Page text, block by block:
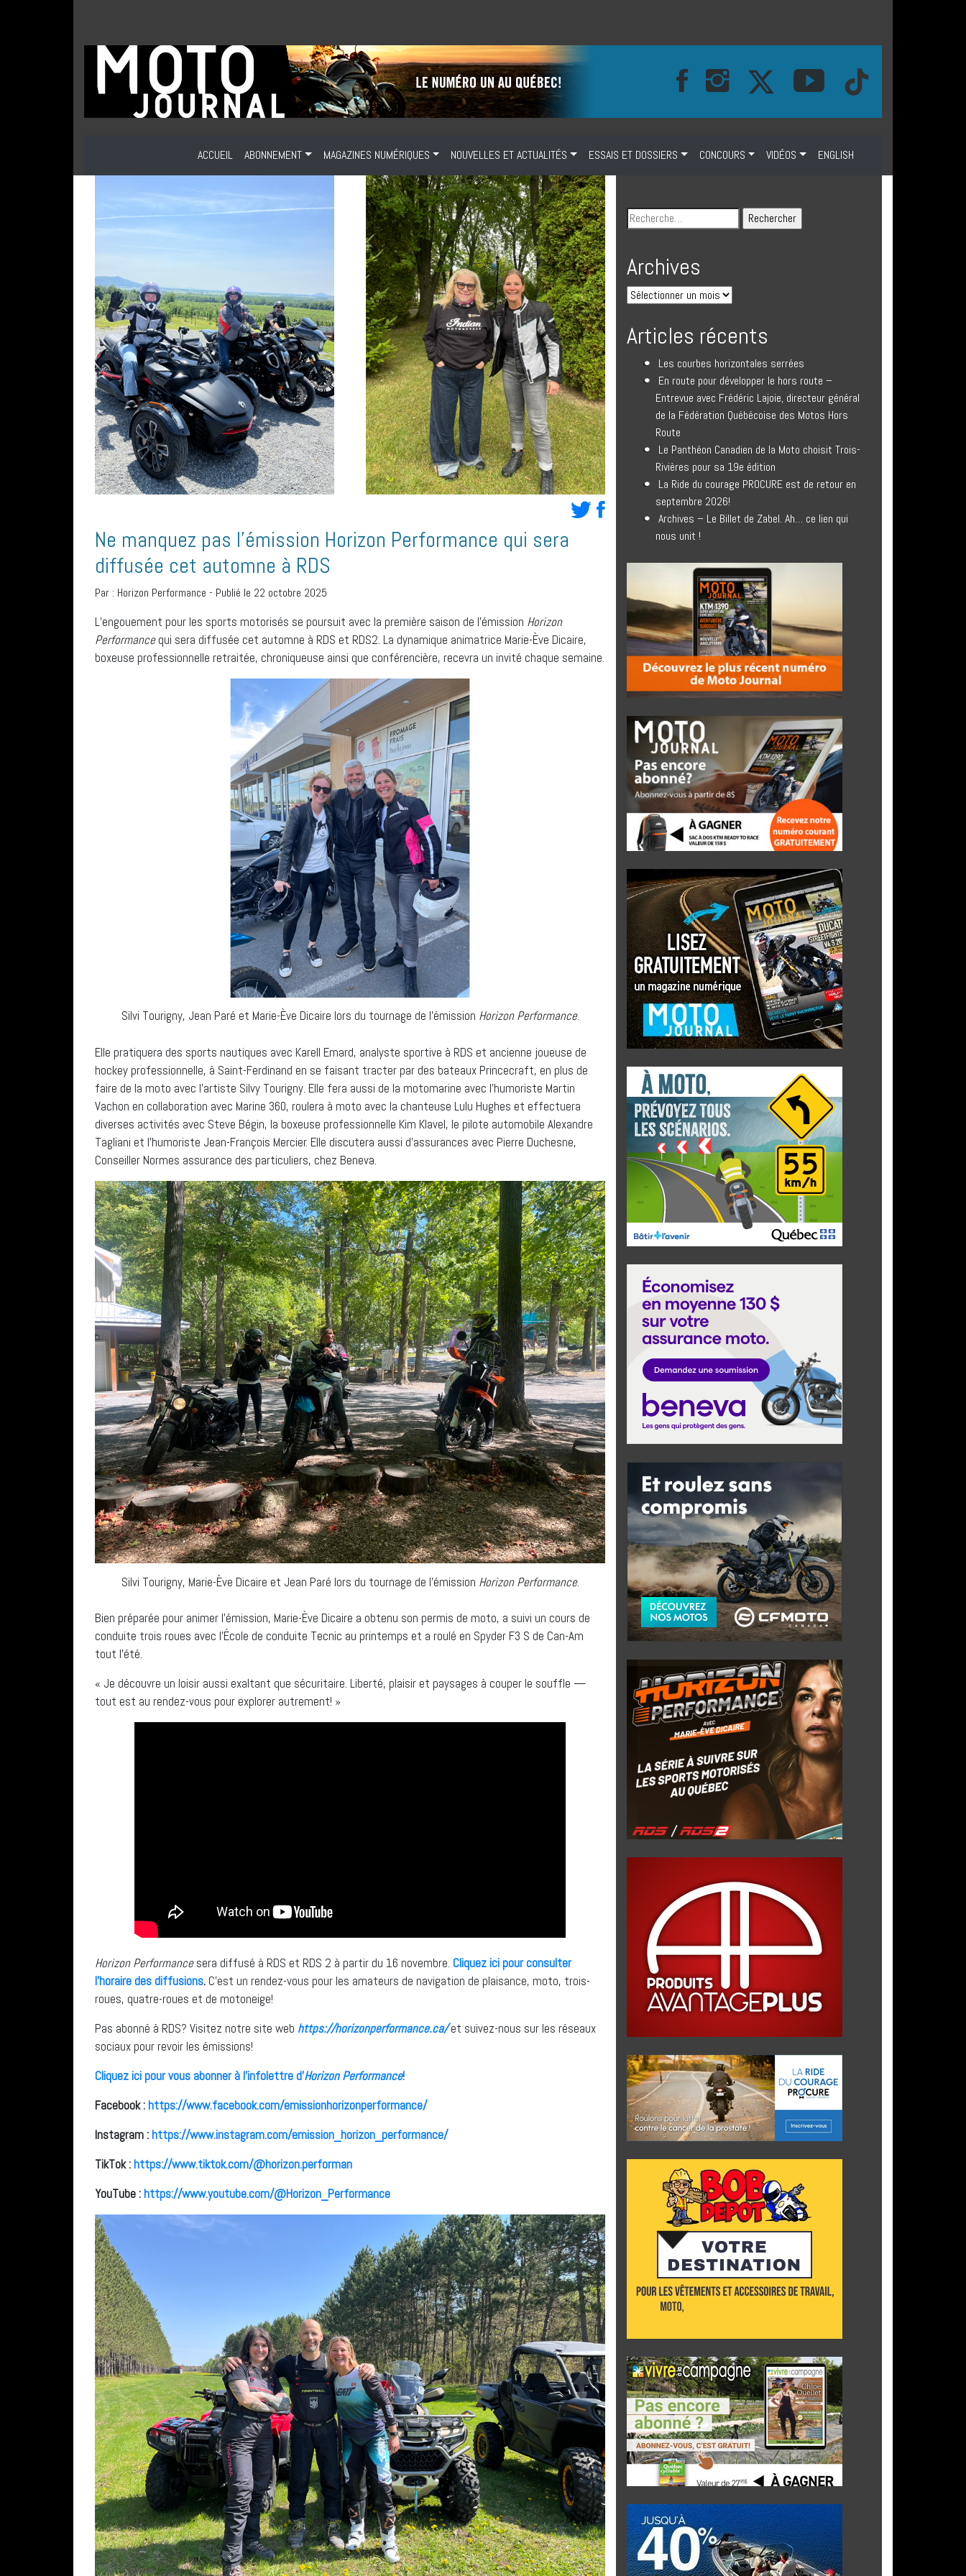
ACCUEIL ABONNEMENT MAGAZINES NUMÉRIQUES NOUVELLES ET ACTUALITÉS ESSAIS ET DOSSIERS CONCOURS VIDÉOS ENGLISH
Ne manquez pas l’émission Horizon Performance qui sera
diffusée cet automne à RDS
Par : Horizon Performance - Publié le 22 octobre 2025
L’engouement pour les sports motorisés se poursuit avec la première saison de l’émission Horizon
Performancequi sera diffusée cet automne à RDS et RDS2. La dynamique animatrice Marie-Ève Dicaire,
boxeuse professionnelle retraitée, chroniqueuse ainsi que conférencière, recevra un invité chaque semaine.
Silvi Tourigny, Jean Paré et Marie-Ève Dicaire lors du tournage de l’émission Horizon Performance.
Elle pratiquera des sports nautiques avec Karell Emard, analyste sportive à RDS et ancienne joueuse de
hockey professionnelle, à Saint-Ferdinand en se faisant tracter par des bateaux Princecraft, en plus de
faire de la moto avec l’artiste Silvy Tourigny. Elle fera aussi de la motomarine avec l’humoriste Martin
Vachon en collaboration avec Marine 360, roulera à moto avec la chanteuse Lulu Hughes et effectuera
diverses activités avec Steve Bégin, la boxeuse professionnelle Kim Klavel, le pilote automobile Alexandre
Tagliani et l’humoriste Jean-François Mercier. Elle discutera aussi d’assurances avec Pierre Duchesne,
Conseiller Normes assurance des particuliers, chez Beneva.
Silvi Tourigny, Marie-Ève Dicaire et Jean Paré lors du tournage de l’émission Horizon Performance.
Bien préparée pour animer l’émission, Marie-Ève Dicaire a obtenu son permis de moto, a suivi un cours de
conduite trois roues avec l’École de conduite Tecnic au printemps et a roulé en Spyder F3 S de Can-Am
tout l’été.
« Je découvre un loisir aussi exaltant que sécuritaire. Liberté, plaisir et paysages à couper le souffle —
tout est au rendez-vous pour explorer autrement! »
Horizon Performancesera diffusé à RDS et RDS 2 à partir du 16 novembre. Cliquez ici pour consulter
l’horaire des diffusions. C’est un rendez-vous pour les amateurs de navigation de plaisance, moto, trois-
roues, quatre-roues et de motoneige!
Pas abonné à RDS? Visitez notre site web https://horizonperformance.ca/et suivez-nous sur les réseaux
sociaux pour revoir les émissions!
Cliquez ici pour vous abonner à l’infolettre d’Horizon Performance!
Facebook :https://www.facebook.com/emissionhorizonperformance/
Instagram :https://www.instagram.com/emission_horizon_performance/
TikTok :https://www.tiktok.com/@horizon.performan
YouTube :https://www.youtube.com/@Horizon_Performance
Archives
Articles récents
Les courbes horizontales serrées
En route pour développer le hors route –
Entrevue avec Frédéric Lajoie, directeur général
de la Fédération Québécoise des Motos Hors
Route
Le Panthéon Canadien de la Moto choisit Trois-
Rivières pour sa 19e édition
La Ride du courage PROCURE est de retour en
septembre 2026!
Archives – Le Billet de Zabel. Ah… ce lien qui
nous unit !